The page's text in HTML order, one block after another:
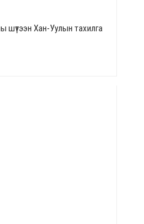
шүтээн Хан-Уулын тахилга